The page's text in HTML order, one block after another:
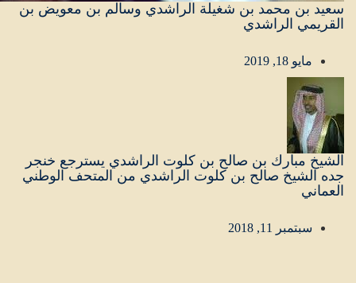
سعيد بن محمد بن شغيلة الراشدي وسالم بن معويض بن
القريمي الراشدي
مايو 18, 2019
الشيخ مبارك بن صالح بن كلوت الراشدي يسترجع خنجر
جده الشيخ صالح بن كلوت الراشدي من المتحف الوطني
العماني
سبتمبر 11, 2018